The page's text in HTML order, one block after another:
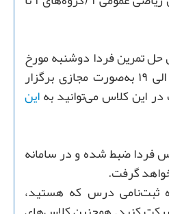
حل تمرین فردا دوشنبه مورخ
یکم آبان ماه ساعت ۱۷ الی ۱۹ به‌صورت مجازی برگزار
این کلاس می‌توانید بهاین
فردا ضبط شده و در سامانه
گرفت.
ثبت‌نامی درس که هستید،